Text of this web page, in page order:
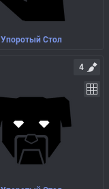
Упоротый Стол
4